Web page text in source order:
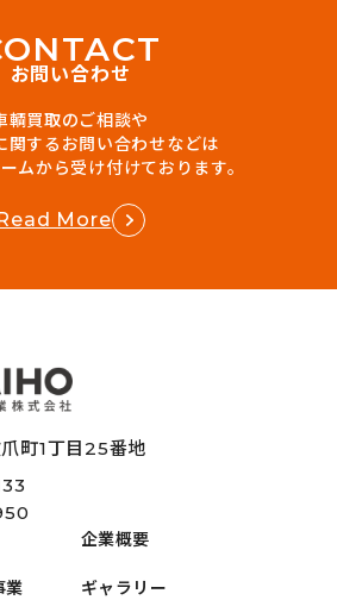
ONTACT
お問い合わせ
輌買取のご相談や
関するお問い合わせなどは
ムから受け付けております。
More
町1丁目25番地
業
企業概要
ギャラリー